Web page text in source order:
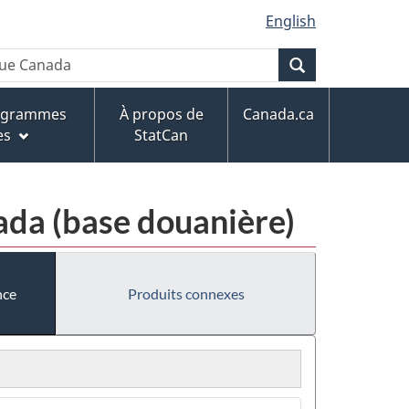
English
À propos de
StatCan
Canada.ca
(base douanière)
Produits connexes